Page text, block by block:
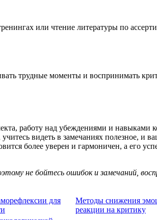
или чтение литературы по
трудные моменты и воспринимать
работу над убеждениями и навыками
видеть в замечаниях полезное, и
более уверен и гармоничен, а его
не бойтесь ошибок и замечаний,
для
Методы снижения
реакции на критику